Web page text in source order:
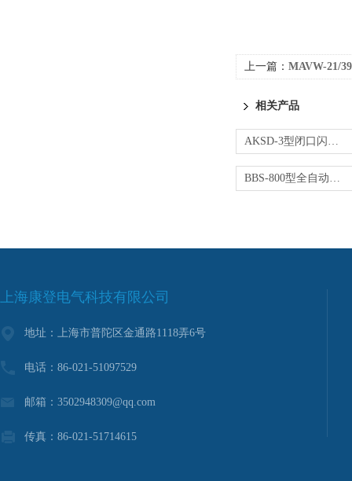
上一篇： MAVW-21/39/46
相关产品
AKSD-3型闭口闪点测试仪
BBS-800型全自动闭口闪点测定仪
上海康登电气科技有限公司
地址：上海市普陀区金通路1118弄6号
电话：86-021-51097529
邮箱：3502948309@qq.com
传真：86-021-51714615